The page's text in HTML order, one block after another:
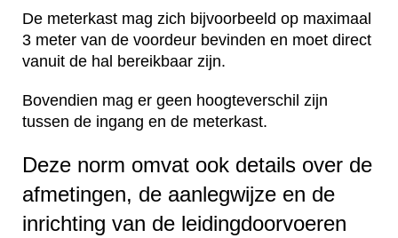
De meterkast mag zich bijvoorbeeld op maximaal
3 meter van de voordeur bevinden en moet direct
vanuit de hal bereikbaar zijn.
Bovendien mag er geen hoogteverschil zijn
tussen de ingang en de meterkast.
Deze norm omvat ook details over de
afmetingen, de aanlegwijze en de
inrichting van de leidingdoorvoeren